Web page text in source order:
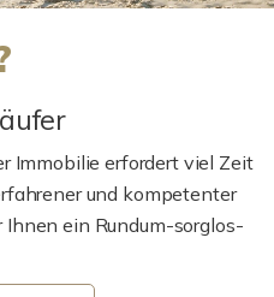
Immobilie erfordert viel Zeit
und kompetenter
ein Rundum-sorglos-